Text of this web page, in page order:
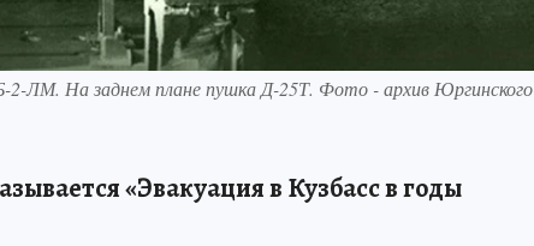
ЛМ. На заднем плане пушка Д-25Т. Фото - архив Юргинского
«Эвакуация в Кузбасс в годы